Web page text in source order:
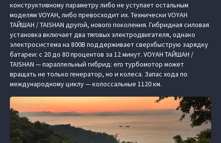
конструктивному параметру либо не уступает остальным
моделям VOYAH, либо превосходит их. Технически VOYAH
ТАЙШАН / TAISHAN другой, нового поколения. Гибридная силовая
установка включает два тяговых электродвигателя, однако
электросистема на 800В поддерживает сверхбыструю зарядку
батареи: с 20 до 80 процентов за 12 минут. VOYAH ТАЙШАН /
TAISHAN — параллельный гибрид: его турбомотор может
вращать не только генератор, но и колеса. Запас хода по
международному циклу — колоссальные 1120 км.